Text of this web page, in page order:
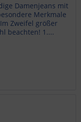
Damenjeans mit
Merkmale
Zweifel größer
beachten! 1....